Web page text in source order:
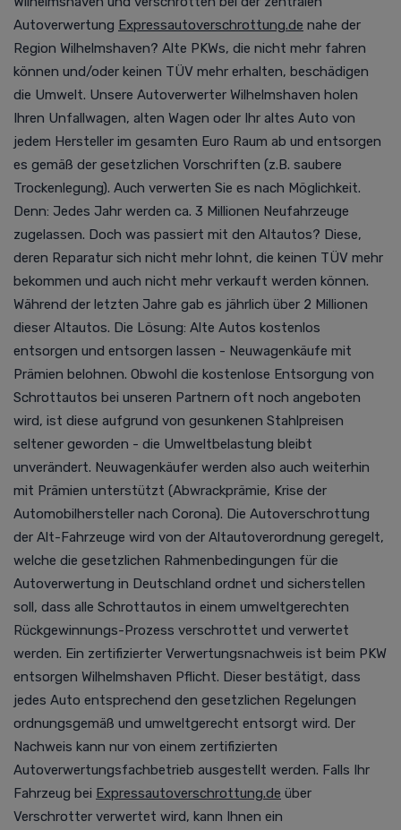
Autoverwertung Expressautoverschrottung.de nahe der
Region Wilhelmshaven? Alte PKWs, die nicht mehr fahren
können und/oder keinen TÜV mehr erhalten, beschädigen
die Umwelt. Unsere Autoverwerter Wilhelmshaven holen
Ihren Unfallwagen, alten Wagen oder Ihr altes Auto von
jedem Hersteller im gesamten Euro Raum ab und entsorgen
es gemäß der gesetzlichen Vorschriften (z.B. saubere
Trockenlegung). Auch verwerten Sie es nach Möglichkeit.
Denn: Jedes Jahr werden ca. 3 Millionen Neufahrzeuge
zugelassen. Doch was passiert mit den Altautos? Diese,
deren Reparatur sich nicht mehr lohnt, die keinen TÜV mehr
bekommen und auch nicht mehr verkauft werden können.
Während der letzten Jahre gab es jährlich über 2 Millionen
dieser Altautos. Die Lösung: Alte Autos kostenlos
entsorgen und entsorgen lassen - Neuwagenkäufe mit
Prämien belohnen. Obwohl die kostenlose Entsorgung von
Schrottautos bei unseren Partnern oft noch angeboten
wird, ist diese aufgrund von gesunkenen Stahlpreisen
seltener geworden - die Umweltbelastung bleibt
unverändert. Neuwagenkäufer werden also auch weiterhin
mit Prämien unterstützt (Abwrackprämie, Krise der
Automobilhersteller nach Corona). Die Autoverschrottung
der Alt-Fahrzeuge wird von der Altautoverordnung geregelt,
welche die gesetzlichen Rahmenbedingungen für die
Autoverwertung in Deutschland ordnet und sicherstellen
soll, dass alle Schrottautos in einem umweltgerechten
Rückgewinnungs-Prozess verschrottet und verwertet
werden. Ein zertifizierter Verwertungsnachweis ist beim PKW
entsorgen Wilhelmshaven Pflicht. Dieser bestätigt, dass
jedes Auto entsprechend den gesetzlichen Regelungen
ordnungsgemäß und umweltgerecht entsorgt wird. Der
Nachweis kann nur von einem zertifizierten
Autoverwertungsfachbetrieb ausgestellt werden. Falls Ihr
Fahrzeug bei Expressautoverschrottung.de über
Verschrotter verwertet wird, kann Ihnen ein